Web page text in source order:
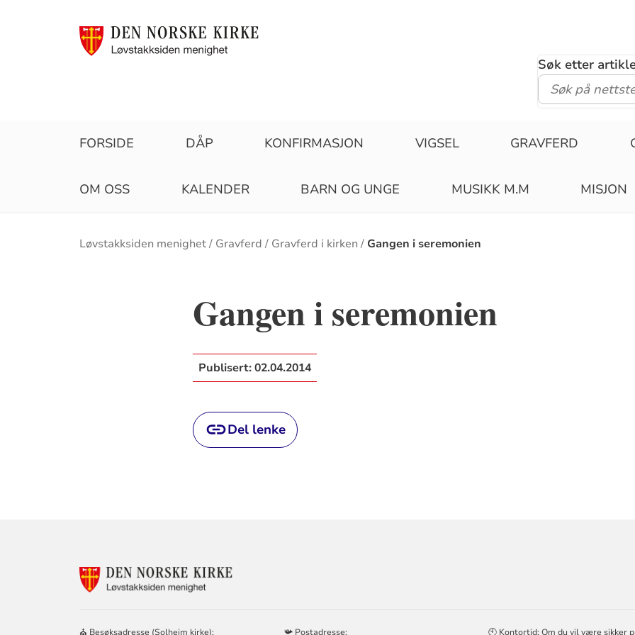
Søk etter
FORSIDE DÅP KONFIRMASJON VIGSEL GRAVFERD
OM OSS KALENDER BARN OG UNGE MUSIKK M.M MISJON
Brødsmulesti
Løvstakksiden menighet Gravferd Gravferd i kirken Gangen i seremonien
Gangen i seremonien
Publisert:02.04.2014
Del lenke
⛪ Besøksadresse (Solheim kirke): 📯 Postadresse: 🕙 Kontortid: Om du vil være sikker